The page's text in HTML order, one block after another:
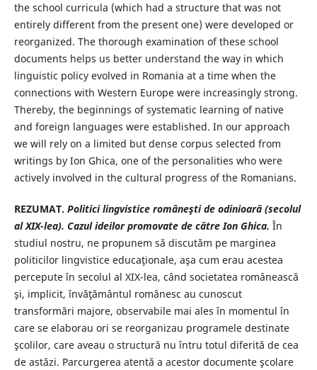
the school curricula (which had a structure that was not
entirely different from the present one) were developed or
reorganized. The thorough examination of these school
documents helps us better understand the way in which
linguistic policy evolved in Romania at a time when the
connections with Western Europe were increasingly strong.
Thereby, the beginnings of systematic learning of native
and foreign languages were established. In our approach
we will rely on a limited but dense corpus selected from
writings by Ion Ghica, one of the personalities who were
actively involved in the cultural progress of the Romanians.
REZUMAT. Politici lingvistice româneşti de odinioară (secolul
al XIX-lea). Cazul ideilor promovate de către Ion Ghica. În
studiul nostru, ne propunem să discutăm pe marginea
politicilor lingvistice educaţionale, aşa cum erau acestea
percepute în secolul al XIX-lea, când societatea românească
şi, implicit, învăţământul românesc au cunoscut
transformări majore, observabile mai ales în momentul în
care se elaborau ori se reorganizau programele destinate
şcolilor, care aveau o structură nu întru totul diferită de cea
de astăzi. Parcurgerea atentă a acestor documente şcolare